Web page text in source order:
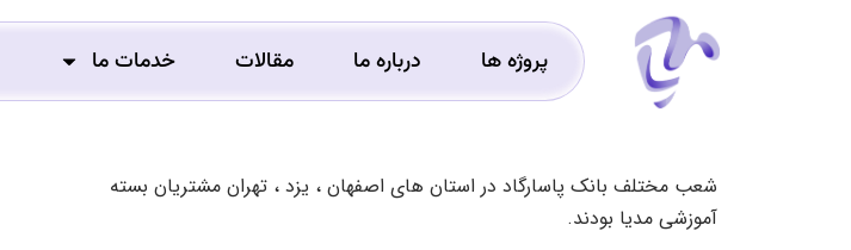
پروژه ها درباره ما مقالات خدمات ما
شعب مختلف بانک پاسارگاد در استان های اصفهان ، یزد ، تهران مشتریان بسته
آموزشی مدیا بودند.